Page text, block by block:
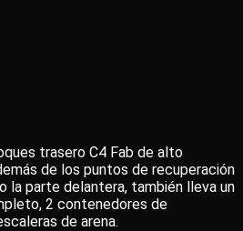
trasero C4 Fab de alto
de los puntos de recuperación
la parte delantera, también lleva un
2 contenedores de
de arena.